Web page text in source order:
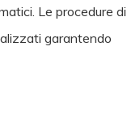
Le procedure di
garantendo